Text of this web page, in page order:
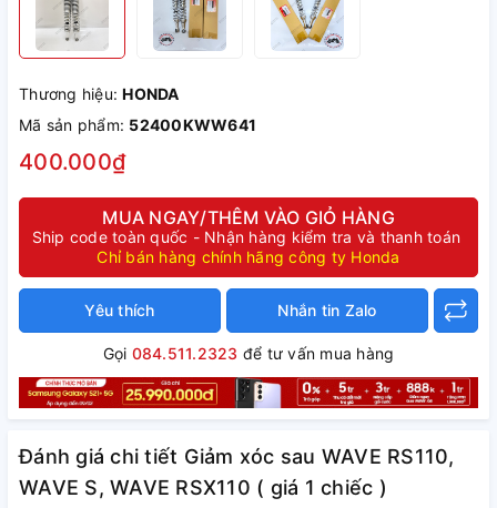
Thương hiệu:HONDA
Mã sản phẩm: 52400KWW641
400.000₫
MUA NGAY/THÊM VÀO GIỎ HÀNG
Ship code toàn quốc - Nhận hàng kiểm tra và thanh toán
Chỉ bán hàng chính hãng công ty Honda
Yêu thích Nhắn tin Zalo
Gọi 084.511.2323 để tư vấn mua hàng
Đánh giá chi tiết Giảm xóc sau WAVE RS110,
WAVE S, WAVE RSX110 ( giá 1 chiếc )